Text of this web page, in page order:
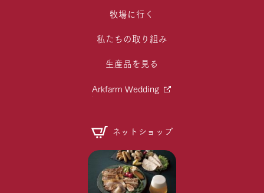
牧場に行く
私たちの取り組み
生産品を見る
Arkfarm Wedding
ネットショップ